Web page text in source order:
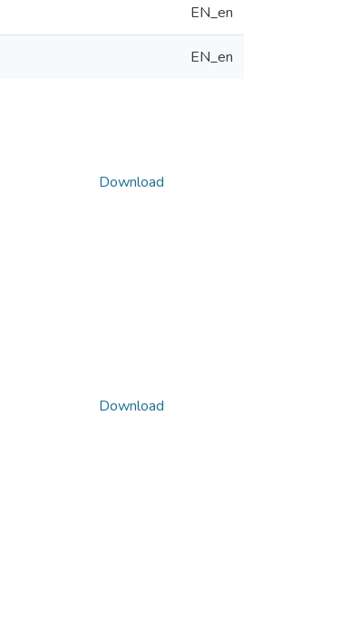
EN_en
EN_en
Download
Download